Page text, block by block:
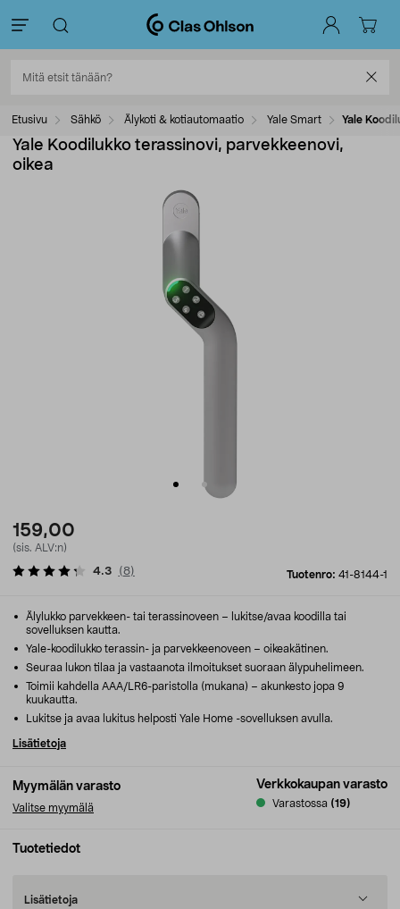
Etusivu Sähkö Älykoti & kotiautomaatio Yale Smart Yale
Yale Koodilukko terassinovi, parvekkeenovi,
oikea
159,00
(sis. ALV:n)
Tuotenro: 41-8144-1
4.3 (8)
Myymälän varasto
Valitse myymälä
Verkkokaupan varasto
Varastossa (19)
Älylukko parvekkeen- tai terassinoveen – lukitse/avaa koodilla tai
sovelluksen kautta.
Yale-koodilukko terassin- ja parvekkeenoveen – oikeakätinen.
Seuraa lukon tilaa ja vastaanota ilmoitukset suoraan älypuhelimeen.
Toimii kahdella AAA/LR6-paristolla (mukana) – akunkesto jopa 9
kuukautta.
Lukitse ja avaa lukitus helposti Yale Home -sovelluksen avulla.
Lisätietoja
Tuotetiedot
Lisätietoja